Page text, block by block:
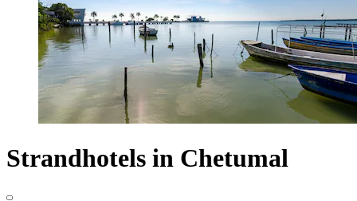
Strandhotels in Chetumal